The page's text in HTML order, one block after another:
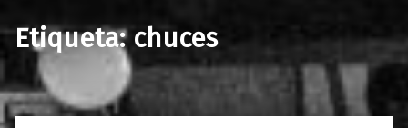
Etiqueta:chuces